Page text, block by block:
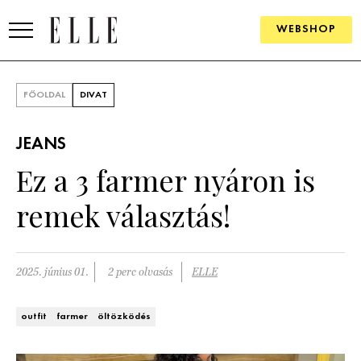
WEBSHOP
SZÉPSÉG
PSZICHÉ
ÉLETMÓD
FŐOLDAL DIVAT
JEANS
Ez a 3 farmer nyáron is
remek választás!
2025. június 01. 2 perc olvasás ELLE
outfit farmer öltözködés